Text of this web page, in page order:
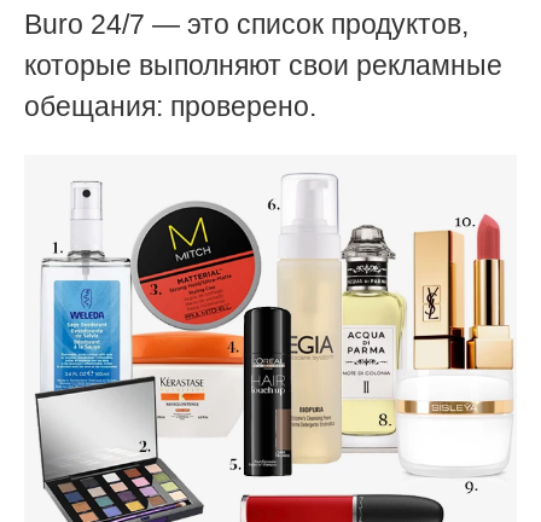
Buro 24/7 — это список продуктов,
которые выполняют свои рекламные
обещания: проверено.